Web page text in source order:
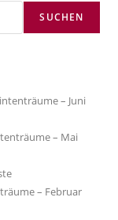
SUCHEN
– Juni
– Mai
– Februar